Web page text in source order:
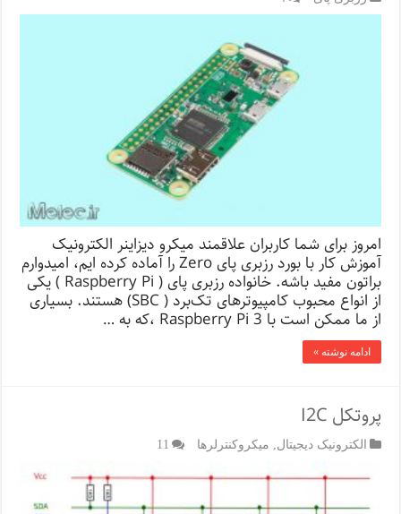
امروز برای شما کاربران علاقمند میکرو دیزاینر الکترونیک
آموزش کار با بورد رزبری پای Zero را آماده کرده ایم، امیدوارم
براتون مفید باشه. خانواده رزبری پای ( Raspberry Pi ) یکی
از انواع محبوب کامپیوترهای تک‌برد ( SBC) هستند. بسیاری
از ما ممکن است با Raspberry Pi 3 ،که به …
ادامه نوشته »
پروتکل I2C
الکترونیک دیجیتال میکروکنترلرها 11